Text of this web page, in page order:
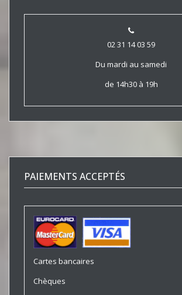
02 31 14 03 59
Du mardi au samedi
de 14h30 à 19h
PAIEMENTS ACCEPTÉS
Cartes bancaires
Chèques